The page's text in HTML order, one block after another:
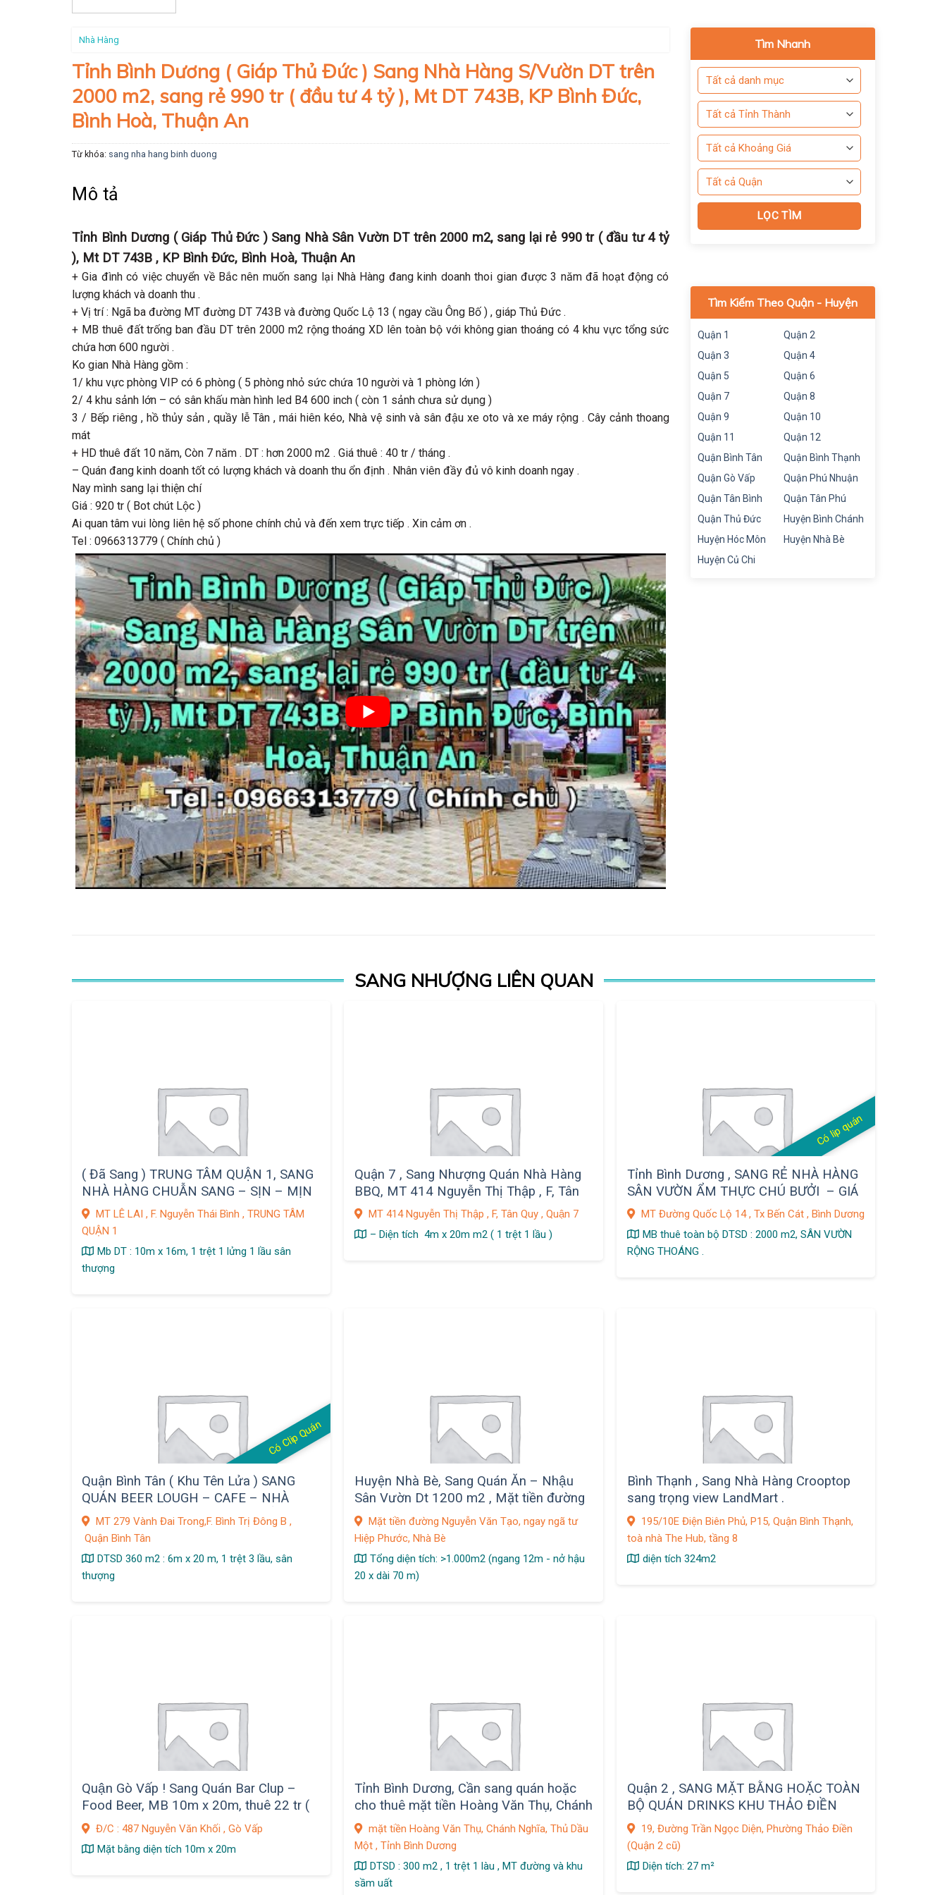
Nhà Hàng
Tỉnh Bình Dương ( Giáp Thủ Đức ) Sang Nhà Hàng S/Vườn DT trên
2000 m2, sang rẻ 990 tr ( đầu tư 4 tỷ ), Mt DT 743B, KP Bình Đức,
Bình Hoà, Thuận An
Từ khóa: sang nha hang binh duong
Mô tả
Tỉnh Bình Dương ( Giáp Thủ Đức ) Sang Nhà Sân Vườn DT trên 2000 m2, sang lại rẻ 990 tr ( đầu tư 4 tỷ
), Mt DT 743B , KP Bình Đức, Bình Hoà, Thuận An
+ Gia đình có việc chuyển về Bắc nên muốn sang lại Nhà Hàng đang kinh doanh thoi gian được 3 năm đã hoạt động có
lượng khách và doanh thu .
+ Vị trí : Ngã ba đường MT đường DT 743B và đường Quốc Lộ 13 ( ngay cầu Ông Bố ) , giáp Thủ Đức .
+ MB thuê đất trống ban đầu DT trên 2000 m2 rộng thoáng XD lên toàn bộ với không gian thoáng có 4 khu vực tổng sức
chứa hơn 600 người .
Ko gian Nhà Hàng gồm :
1/ khu vực phòng VIP có 6 phòng ( 5 phòng nhỏ sức chứa 10 người và 1 phòng lớn )
2/ 4 khu sảnh lớn – có sân khấu màn hình led B4 600 inch ( còn 1 sảnh chưa sử dụng )
3 / Bếp riêng , hồ thủy sản , quầy lễ Tân , mái hiên kéo, Nhà vệ sinh và sân đậu xe oto và xe máy rộng . Cây cảnh thoang
mát
+ HD thuê đất 10 năm, Còn 7 năm . DT : hơn 2000 m2 . Giá thuê : 40 tr / tháng .
– Quán đang kinh doanh tốt có lượng khách và doanh thu ổn định . Nhân viên đầy đủ vô kinh doanh ngay .
Nay mình sang lại thiện chí
Giá : 920 tr ( Bot chút Lộc )
Ai quan tâm vui lòng liên hệ số phone chính chủ và đến xem trực tiếp . Xin cảm ơn .
Tel : 0966313779 ( Chính chủ )
Tìm Nhanh
Tìm Kiếm Theo Quận - Huyện
Quận 1
Quận 2
Quận 3
Quận 4
Quận 5
Quận 6
Quận 7
Quận 8
Quận 9
Quận 10
Quận 11
Quận 12
Quận Bình Tân
Quận Bình Thạnh
Quận Gò Vấp
Quận Phú Nhuận
Quận Tân Bình
Quận Tân Phú
Quận Thủ Đức
Huyện Bình Chánh
Huyện Hóc Môn
Huyện Nhà Bè
Huyện Củ Chi
SANG NHƯỢNG LIÊN QUAN
( Đã Sang ) TRUNG TÂM QUẬN 1, SANG
NHÀ HÀNG CHUẪN SANG – SỊN – MỊN
MT LÊ LAI , F. Nguyễn Thái Bình , TRUNG TÂM
QUẬN 1
Mb DT : 10m x 16m, 1 trệt 1 lửng 1 lầu sân
thượng
Quận 7 , Sang Nhượng Quán Nhà Hàng
BBQ, MT 414 Nguyễn Thị Thập , F, Tân
QuyMT 414 Nguyễn Thị Thập , F, Tân Quy , Quận 7
– Diện tích 4m x 20m m2 ( 1 trệt 1 lầu )
Có lip quán
Tỉnh Bình Dương , SANG RẺ NHÀ HÀNG
SÂN VƯỜN ẨM THỰC CHÚ BƯỞI – GIÁ
SHOCK 198 Tr , DT 2000 m2 ,
MT Đường Quốc Lộ 14 , Tx Bến Cát , Bình Dương
MB thuê toàn bộ DTSD : 2000 m2, SÂN VƯỜN
RỘNG THOÁNG .
Có Clip Quán
Quận Bình Tân ( Khu Tên Lửa ) SANG
QUÁN BEER LOUGH – CAFE – NHÀ
HÀNG VỚI GIÁ SHOCK 350 tr ( ĐẦU TƯ
QUY MÔ 1 Tỷ 500 tr ) , MT 279 Vành
Đai Trong,F. Bình Trị Đông B ,
MT 279 Vành Đai Trong,F. Bình Trị Đông B ,
Quận Bình Tân
DTSD 360 m2 : 6m x 20 m, 1 trệt 3 lầu, sân
thượng
Huyện Nhà Bè, Sang Quán Ăn – Nhậu
Sân Vườn Dt 1200 m2 , Mặt tiền đường
Nguyễn Văn Tạo
Mặt tiền đường Nguyễn Văn Tạo, ngay ngã tư
Hiệp Phước, Nhà Bè
Tổng diện tích: >1.000m2 (ngang 12m - nở hậu
20 x dài 70 m)
Bình Thạnh , Sang Nhà Hàng Crooptop
sang trọng view LandMart .
195/10E Điện Biên Phủ, P15, Quận Bình Thạnh,
toà nhà The Hub, tầng 8
diện tích 324m2
Quận Gò Vấp ! Sang Quán Bar Clup –
Food Beer, MB 10m x 20m, thuê 22 tr (
quá rẻ )
Đ/C : 487 Nguyễn Văn Khối , Gò Vấp
Mặt bằng diện tích 10m x 20m
Tỉnh Bình Dương, Cần sang quán hoặc
cho thuê mặt tiền Hoàng Văn Thụ, Chánh
Nghĩa, Thủ Dầu Một
mặt tiền Hoàng Văn Thụ, Chánh Nghĩa, Thủ Dầu
Một , Tỉnh Bình Dương
DTSD : 300 m2 , 1 trệt 1 làu , MT đường và khu
sầm uất
Quận 2 , SANG MẶT BẰNG HOẶC TOÀN
BỘ QUÁN DRINKS KHU THẢO ĐIỀN
19, Đường Trần Ngọc Diện, Phường Thảo Điền
(Quận 2 cũ)
Diện tích: 27 m²